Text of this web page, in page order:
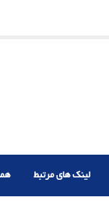
لینک های مرتبط